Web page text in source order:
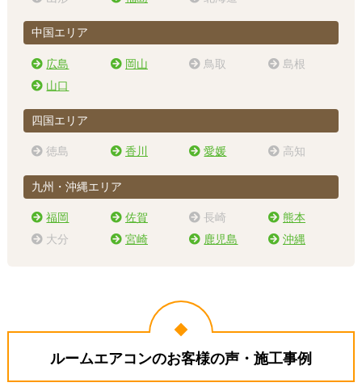
中国エリア
広島 岡山 鳥取
島根
山口
四国エリア
徳島 香川 愛媛 高知
九州・沖縄エリア
福岡 佐賀 長崎
熊本
大分
宮崎 鹿児島 沖縄
ルームエアコンのお客様の声・施工事例